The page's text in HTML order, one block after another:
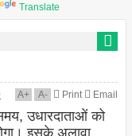
Translate
A+ A- Print Email
उधारदाताओं को